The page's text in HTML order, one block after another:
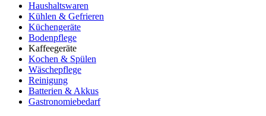
Haushaltswaren
Kühlen & Gefrieren
Küchengeräte
Bodenpflege
Kaffeegeräte
Kochen & Spülen
Wäschepflege
Reinigung
Batterien & Akkus
Gastronomiebedarf